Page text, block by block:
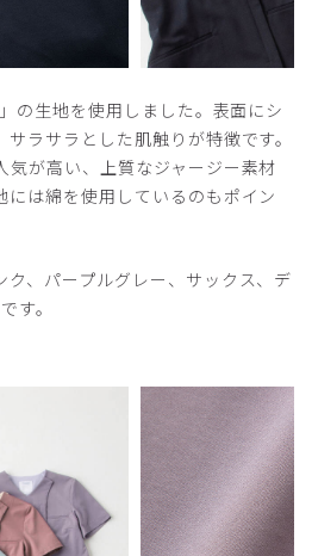
の生地を使用しました。表面にシ
ラサラとした肌触りが特徴です。
気が高い、上質なジャージー素材
には綿を使用しているのもポイン
ク、パープルグレー、サックス、デ
す。